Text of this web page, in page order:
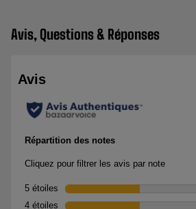
Avis, Questions & Réponses